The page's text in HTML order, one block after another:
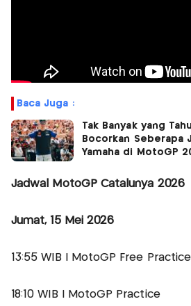
Baca Juga :
Tak Banyak yang
Bocorkan Seberapa
Yamaha di MotoGP
Jadwal MotoGP Catalunya 2026
Jumat, 15 Mei 2026
13:55 WIB | MotoGP Free Practice
18:10 WIB | MotoGP Practice